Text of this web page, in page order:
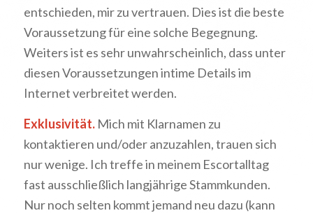
entschieden, mir zu vertrauen. Dies ist die beste
Voraussetzung für eine solche Begegnung.
Weiters ist es sehr unwahrscheinlich, dass unter
diesen Voraussetzungen intime Details im
Internet verbreitet werden.
Exklusivität.Mich mit Klarnamen zu
kontaktieren und/oder anzuzahlen, trauen sich
nur wenige. Ich treffe in meinem Escortalltag
fast ausschließlich langjährige Stammkunden.
Nur noch selten kommt jemand neu dazu (kann